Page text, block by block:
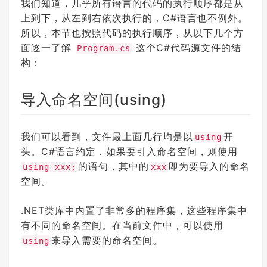
我们知道，几乎所有语言的代码的执行顺序都是从
上到下，从左到右依次执行的，C#语言也不例外。
所以，本节也按照代码的执行顺序，从以下几个方
面逐一了解
Program.cs
这个C#代码源文件的结
构：
导入命名空间(using)
我们可以看到，文件最上面几行均是以 using 开
头。C#语言约定，如果要引入命名空间，则使用
using xxx; 的语句，其中的 xxx 即为要导入的命名
空间。
.NET类库中内置了非常多的程序集，这些程序集中
有不同的命名空间。在当前文件中，可以使用
using 来导入需要的命名空间。